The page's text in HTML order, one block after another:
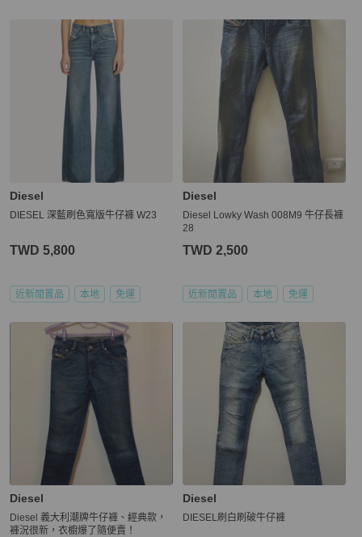
Diesel
DIESEL 深藍刷色寬版牛仔褲 W23
TWD 5,800
近新閒置品 本地 免運
Diesel
Diesel Lowky Wash 008M9 牛仔長褲
28
TWD 2,500
近新閒置品 本地 免運
Diesel
Diesel 義大利潮牌牛仔褲、經典款，
褲況很新，衣櫥爆了隨便賣！
Diesel
DIESEL刷白刷破牛仔褲